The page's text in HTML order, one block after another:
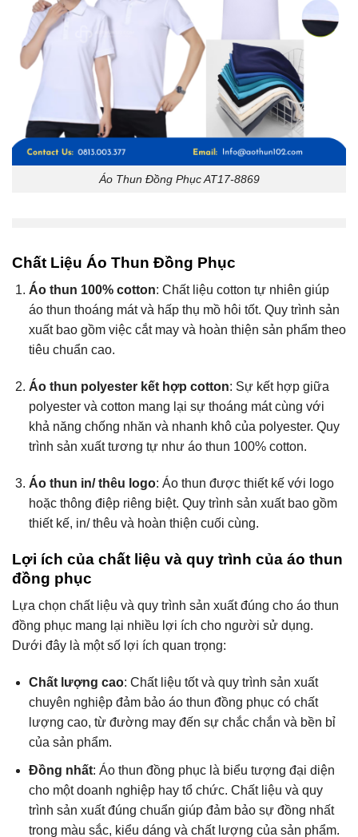
Áo Thun Đồng Phục AT17-8869
Chất Liệu Áo Thun Đồng Phục
Áo thun 100% cotton: Chất liệu cotton tự nhiên giúp
áo thun thoáng mát và hấp thụ mồ hôi tốt. Quy trình sản
xuất bao gồm việc cắt may và hoàn thiện sản phẩm theo
tiêu chuẩn cao.
Áo thun polyester kết hợp cotton: Sự kết hợp giữa
polyester và cotton mang lại sự thoáng mát cùng với
khả năng chống nhăn và nhanh khô của polyester. Quy
trình sản xuất tương tự như áo thun 100% cotton.
Áo thun in/ thêu logo: Áo thun được thiết kế với logo
hoặc thông điệp riêng biệt. Quy trình sản xuất bao gồm
thiết kế, in/ thêu và hoàn thiện cuối cùng.
Lợi ích của chất liệu và quy trình của áo thun
đồng phục
Lựa chọn chất liệu và quy trình sản xuất đúng cho áo thun
đồng phục mang lại nhiều lợi ích cho người sử dụng.
Dưới đây là một số lợi ích quan trọng:
Chất lượng cao: Chất liệu tốt và quy trình sản xuất
chuyên nghiệp đảm bảo áo thun đồng phục có chất
lượng cao, từ đường may đến sự chắc chắn và bền bỉ
của sản phẩm.
Đồng nhất: Áo thun đồng phục là biểu tượng đại diện
cho một doanh nghiệp hay tổ chức. Chất liệu và quy
trình sản xuất đúng chuẩn giúp đảm bảo sự đồng nhất
trong màu sắc, kiểu dáng và chất lượng của sản phẩm.